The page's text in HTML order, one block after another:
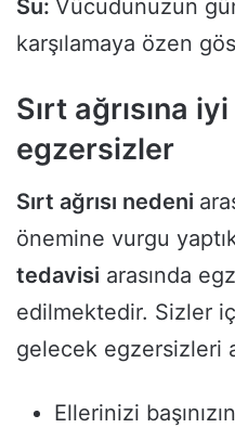
Su: Vücudunuzun
karşılamaya özen
Sırt ağrısına
egzersizler
Sırt ağrısı nedeni
önemine vurgu
tedavisi arasında
edilmektedir. Sizler
gelecek egzersizleri
Ellerinizi